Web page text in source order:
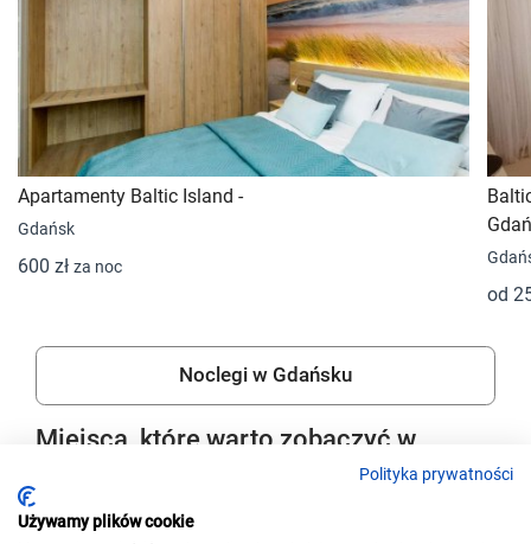
Apartamenty Baltic Island -
Gdańsk
600 zł za noc
od
Noclegi w Gdańsku
Miejsca, które warto zobaczyć w
Polityka prywatności
Używamy plików cookie